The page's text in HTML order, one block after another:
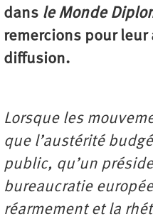
dans le Monde
remercions pour
diffusion.
Lorsque les
que l’austérité
public, qu’un
bureaucratie
réarmement et la